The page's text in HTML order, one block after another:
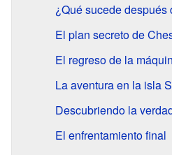
¿Qué sucede después
El plan secreto de
El regreso de la
La aventura en la isla
Descubriendo la
El enfrentamiento final